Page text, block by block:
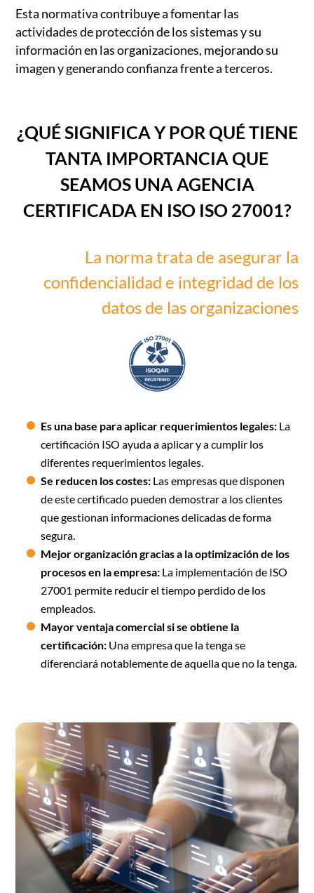
Esta normativa contribuye a fomentar las
actividades de protección de los sistemas y su
información en las organizaciones, mejorando su
imagen y generando confianza frente a terceros.
¿QUÉ SIGNIFICA Y POR QUÉ TIENE
TANTA IMPORTANCIA QUE
SEAMOS UNA AGENCIA
CERTIFICADA EN ISO ISO 27001?
La norma trata de asegurar la
confidencialidad e integridad de los
datos de las organizaciones
Es una base para aplicar requerimientos legales: La
certificación ISO ayuda a aplicar y a cumplir los
diferentes requerimientos legales.
Se reducen los costes: Las empresas que disponen
de este certificado pueden demostrar a los clientes
que gestionan informaciones delicadas de forma
segura.
Mejor organización gracias a la optimización de los
procesos en la empresa: La implementación de ISO
27001 permite reducir el tiempo perdido de los
empleados.
Mayor ventaja comercial si se obtiene la
certificación: Una empresa que la tenga se
diferenciará notablemente de aquella que no la tenga.